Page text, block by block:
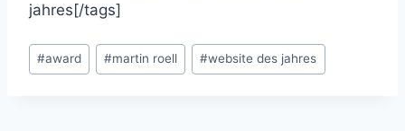
jahres[/tags]
Schlagworte:
#award #martin roell #website des jahres